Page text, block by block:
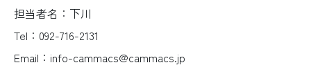
担当者名：下川
Tel：092-716-2131
Email：info-cammacs@cammacs.jp